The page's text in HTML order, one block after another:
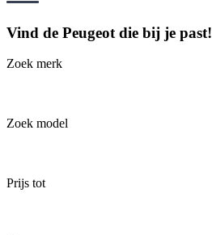
Vind de Peugeot die bij je past!
Zoek merk
Zoek model
Prijs tot